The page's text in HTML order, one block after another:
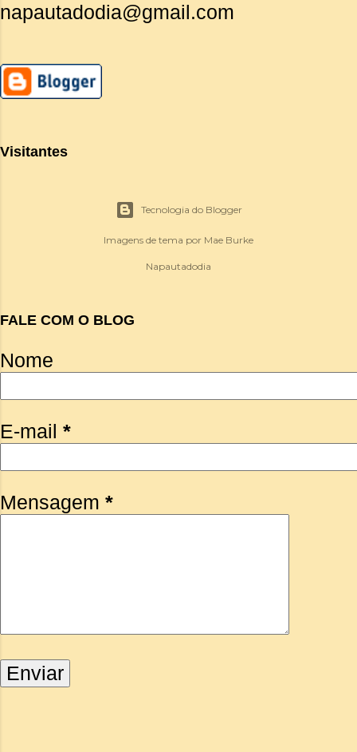
napautadodia@gmail.com
Visitantes
Tecnologia do Blogger
Imagens de tema por Mae Burke
Napautadodia
FALE COM O BLOG
Nome
E-mail *
Mensagem *